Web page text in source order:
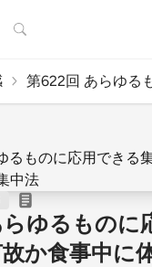
検索
第622回 あらゆる
ゆるものに
か食事中に